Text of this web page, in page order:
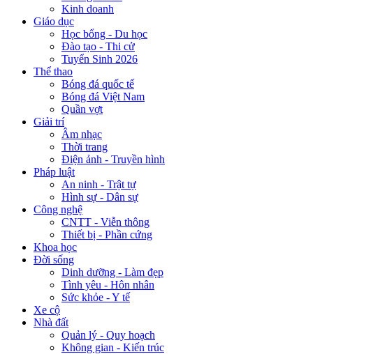
Kinh doanh
Giáo dục
Học bổng - Du học
Đào tạo - Thi cử
Tuyển Sinh 2026
Thể thao
Bóng đá quốc tế
Bóng đá Việt Nam
Quần vợt
Giải trí
Âm nhạc
Thời trang
Điện ảnh - Truyền hình
Pháp luật
An ninh - Trật tự
Hình sự - Dân sự
Công nghệ
CNTT - Viễn thông
Thiết bị - Phần cứng
Khoa học
Đời sống
Dinh dưỡng - Làm đẹp
Tình yêu - Hôn nhân
Sức khỏe - Y tế
Xe cộ
Nhà đất
Quản lý - Quy hoạch
Không gian - Kiến trúc